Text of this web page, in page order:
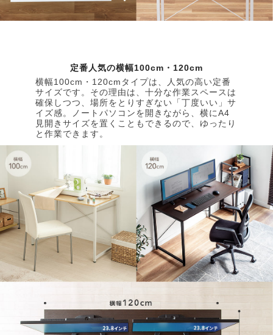
定番人気の横幅100cm・120cm
横幅100cm・120cmタイプは、人気の高い定番
サイズです。その理由は、十分な作業スペースは
確保しつつ、場所をとりすぎない「丁度いい」サ
イズ感。ノートパソコンを開きながら、横にA4
見開きサイズを置くこともできるので、ゆったり
と作業できます。